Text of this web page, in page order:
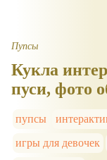
Пупсы
Кукла
пуси, фото
пупсы
игры для девочек